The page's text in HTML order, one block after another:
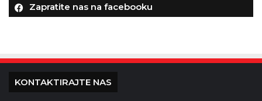
Zapratite nas na facebooku
KONTAKTIRAJTE NAS